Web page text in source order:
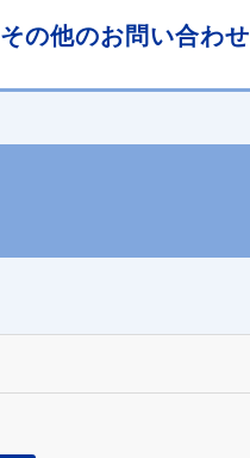
その他のお問い合わせ